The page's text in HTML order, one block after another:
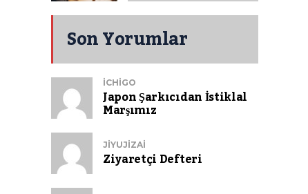
Son Yorumlar
ICHIGO
Japon Şarkıcıdan İstiklal
Marşımız
JIYUJIZAI
Ziyaretçi Defteri